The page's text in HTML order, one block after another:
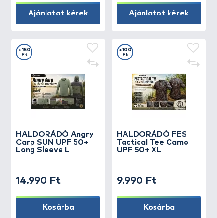
Ajánlatot kérek Ajánlatot kérek
HALDORÁDÓ Angry
Carp SUN UPF 50+
Long Sleeve L
+150
Ft
14.990 Ft
Kosárba
HALDORÁDÓ FES
Tactical Tee Camo
UPF 50+ XL
+100
Ft
9.990 Ft
Kosárba